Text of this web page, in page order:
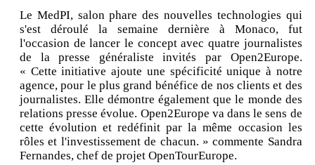
Le MedPI, salon phare des nouvelles technologies qui
s'est déroulé la semaine dernière à Monaco, fut
l'occasion de lancer le concept avec quatre journalistes
de la presse généraliste invités par Open2Europe.
« Cette initiative ajoute une spécificité unique à notre
agence, pour le plus grand bénéfice de nos clients et des
journalistes. Elle démontre également que le monde des
relations presse évolue. Open2Europe va dans le sens de
cette évolution et redéfinit par la même occasion les
rôles et l'investissement de chacun. » commente Sandra
Fernandes, chef de projet OpenTourEurope.